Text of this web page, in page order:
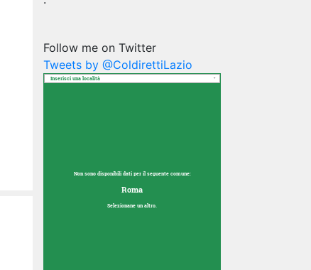
Follow me on Twitter
Tweets by @ColdirettiLazio
Inserisci una località
Non sono disponibili dati per il seguente comune:
Roma
Selezionane un altro.